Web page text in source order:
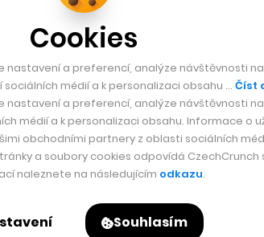
Fanoušci o něm dobře vědí, že si
válečníků, se kterými se
Práva na její obrazovkovou
„Warhammer 40 000 baví fanoušky
pracovat po mnoho let,“prohlásila
adaptacích našeho díla a o
na vládce galaktického impéria z příběhu
Cookies
nastavení a preferencí, analýze návštěvnosti
médií a k personalizaci obsahu … Číst
nastavení a preferencí, analýze návštěvnosti
médií a k personalizaci obsahu. Informace o
obchodními partnery z oblasti sociálních
a soubory cookies odpovídá CzechCrunch
naleznete na následujícím odkazu.
Souhlasím